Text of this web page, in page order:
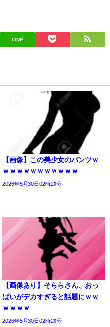
LINE
【画像】この美少女のパンツｗ
ｗｗｗｗｗｗｗｗｗｗｗ
2026年5月30日02時20分
【画像あり】そららさん、おっ
ぱいがデカすぎると話題にｗｗ
ｗｗｗｗ
2026年5月30日02時20分